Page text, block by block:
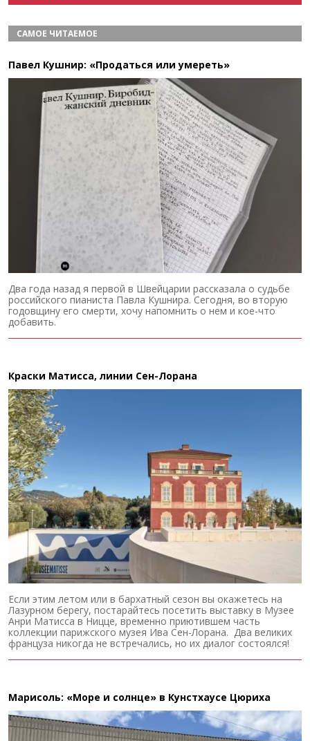
САМОЕ ЧИТАЕМОЕ
Павел Кушнир: «Продаться или умереть»
Два года назад я первой в Швейцарии рассказала о судьбе
российского пианиста Павла Кушнира. Сегодня, во вторую
годовщину его смерти, хочу напомнить о нем и кое-что
добавить.
Краски Матисса, линии Сен-Лорана
Если этим летом или в бархатный сезон вы окажетесь на
Лазурном берегу, постарайтесь посетить выставку в Музее
Анри Матисса в Ницце, временно приютившем часть
коллекции парижского музея Ива Сен-Лорана. Два великих
француза никогда не встречались, но их диалог состоялся!
Марисоль: «Море и солнце» в Кунстхаусе Цюриха